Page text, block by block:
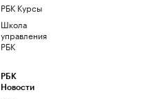
РБК Курсы
Школа
управления
РБК
РБК
Новости